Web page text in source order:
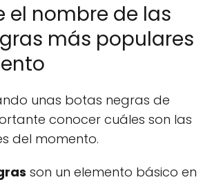
el nombre de las
más populares
unas botas negras de
conocer cuáles son las
del momento.
son un elemento básico en